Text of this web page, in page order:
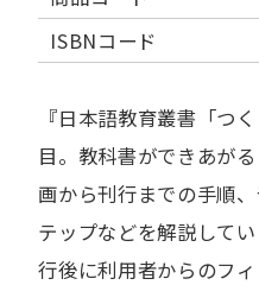
ISBNコード
『日本語教育叢書「つ
目。教科書ができあが
画から刊行までの手順
テップなどを解説して
行後に利用者からのフ